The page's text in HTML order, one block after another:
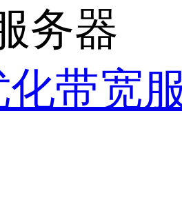
务器
化带宽